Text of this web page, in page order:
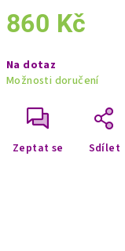
860 Kč
cena:
Na dotaz
Možnosti doručení
Zeptat se Sdílet